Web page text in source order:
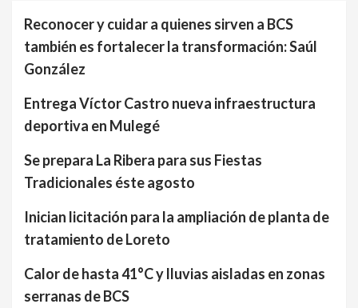
Reconocer y cuidar a quienes sirven a BCS
también es fortalecer la transformación: Saúl
González
Entrega Víctor Castro nueva infraestructura
deportiva en Mulegé
Se prepara La Ribera para sus Fiestas
Tradicionales éste agosto
Inician licitación para la ampliación de planta de
tratamiento de Loreto
Calor de hasta 41°C y lluvias aisladas en zonas
serranas de BCS